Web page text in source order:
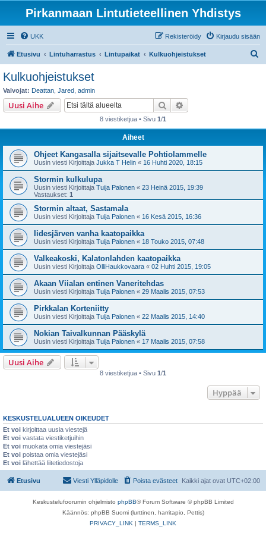
Pirkanmaan Lintutieteellinen Yhdistys
UKK Kirjaudu sisään
Rekisteröidy
Etusivu Lintuharrastus Lintupaikat Kulkuohjeistukset
Kulkuohjeistukset
Valvojat: Deattan Jared admin
Uusi Aihe Etsi
8 viestiketjua • Sivu 1/1
Aiheet
Ohjeet Kangasalla sijaitsevalle Pohtiolammelle
Uusin viesti Kirjoittaja Jukka T Helin « 16 Huhti 2020, 18:15
Stormin kulkulupa
Uusin viesti Kirjoittaja Tuija Palonen « 23 Heinä 2015, 19:39
Vastaukset: 1
Stormin altaat, Sastamala
Uusin viesti Kirjoittaja Tuija Palonen « 16 Kesä 2015, 16:36
Iidesjärven vanha kaatopaikka
Uusin viesti Kirjoittaja Tuija Palonen « 18 Touko 2015, 07:48
Valkeakoski, Kalatonlahden kaatopaikka
Uusin viesti Kirjoittaja OlliHaukkovaara « 02 Huhti 2015, 19:05
Akaan Viialan entinen Vaneritehdas
Uusin viesti Kirjoittaja Tuija Palonen « 29 Maalis 2015, 07:53
Pirkkalan Korteniitty
Uusin viesti Kirjoittaja Tuija Palonen « 22 Maalis 2015, 14:40
Nokian Taivalkunnan Pääskylä
Uusin viesti Kirjoittaja Tuija Palonen « 17 Maalis 2015, 07:58
Uusi Aihe
8 viestiketjua • Sivu 1/1
Hyppää
KESKUSTELUALUEEN OIKEUDET
Et voi kirjoittaa uusia viestejä
Et voi vastata viestiketjuihin
Et voi muokata omia viestejäsi
Et voi poistaa omia viestejäsi
Et voi lähettää liitetiedostoja
Etusivu Kaikki ajat ovat UTC+02:00
Poista evästeet
Viesti Ylläpidolle
Keskustelufoorumin ohjelmisto phpBB® Forum Software © phpBB Limited
Käännös: phpBB Suomi (lurttinen, harritapio, Pettis)
PRIVACY_LINK | TERMS_LINK